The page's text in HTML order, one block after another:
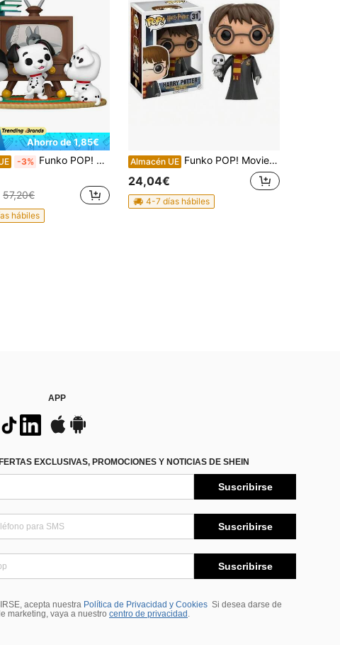
Ahorro de 1,85€
-3% Funko POP! Disney, Disney La Sirenita, Moment Disney 101 Dálmatas - Diferentes Personajes - Figura de Vinilo Coleccionable 9cm - Licencia Oficial - Envío GRATIS ✅ Entrega 24/48h a España (península)
57,20€
hábiles
Almacén UE Funko POP! Movie: HP - Harry Potter Con Hedwig - Figuras Miniaturas Coleccionables Para Exhibición - Idea De Regalo - Mercancía Oficial - Juguetes Para Niños Y Adultos - Fans De Movies
24,04€
4-7 días hábiles
APP
EXCLUSIVAS, PROMOCIONES Y NOTICIAS DE SHEIN
Suscribirse
Suscribirse
Suscribirse
acepta nuestra Política de Privacidad y Cookies Si desea darse de
marketing, vaya a nuestro centro de privacidad .